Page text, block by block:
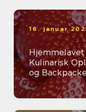
16. januar
Hjemmelavet
Kulinarisk
og